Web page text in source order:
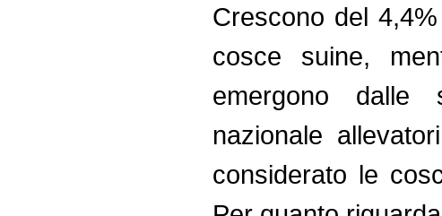
Crescono del
cosce suine,
emergono dalle
nazionale
considerato le